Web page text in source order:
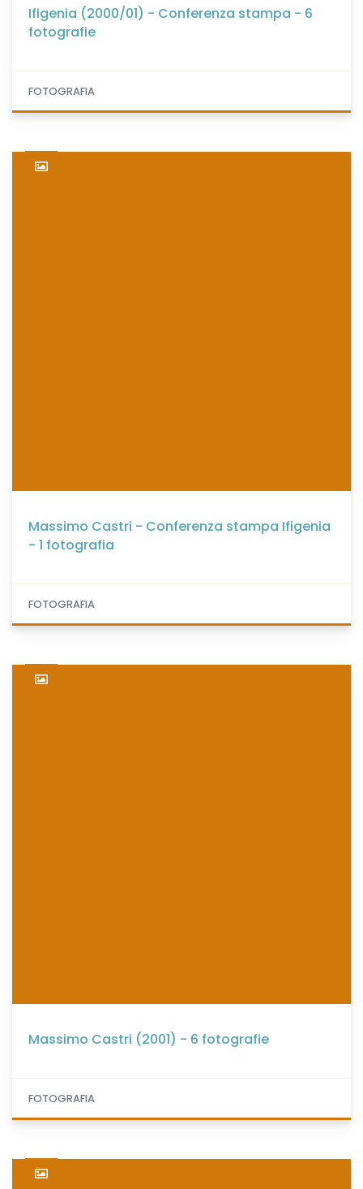
Ifigenia (2000/01) - Conferenza stampa - 6
fotografie
FOTOGRAFIA
Massimo Castri - Conferenza stampa Ifigenia
- 1 fotografia
FOTOGRAFIA
Massimo Castri (2001) - 6 fotografie
FOTOGRAFIA